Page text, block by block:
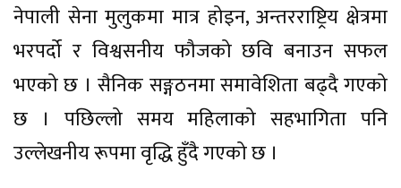
नेपाली सेना मुलुकमा मात्र होइन, अन्तरराष्ट्रिय क्षेत्रमा
भरपर्दो र विश्वसनीय फौजको छवि बनाउन सफल
भएको छ । सैनिक सङ्गठनमा समावेशिता बढ्दै गएको
छ । पछिल्लो समय महिलाको सहभागिता पनि
उल्लेखनीय रूपमा वृद्धि हुँदै गएको छ ।